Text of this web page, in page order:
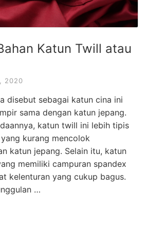
Katun Twill atau
2020
disebut sebagai katun cina ini
sama dengan katun jepang.
katun twill ini lebih tipis
kurang mencolok
katun jepang. Selain itu, katun
memiliki campuran spandex
kelenturan yang cukup bagus.
…